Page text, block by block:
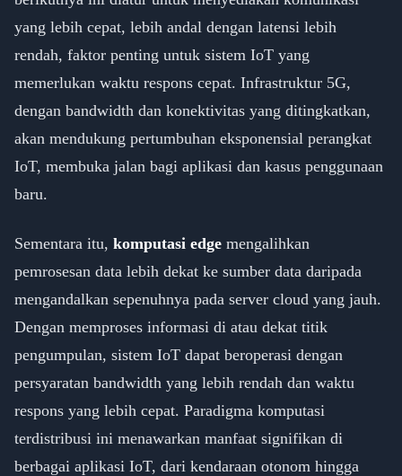
yang lebih cepat, lebih andal dengan latensi lebih
rendah, faktor penting untuk sistem IoT yang
memerlukan waktu respons cepat. Infrastruktur 5G,
dengan bandwidth dan konektivitas yang ditingkatkan,
akan mendukung pertumbuhan eksponensial perangkat
IoT, membuka jalan bagi aplikasi dan kasus penggunaan
baru.
Sementara itu, komputasi edge mengalihkan
pemrosesan data lebih dekat ke sumber data daripada
mengandalkan sepenuhnya pada server cloud yang jauh.
Dengan memproses informasi di atau dekat titik
pengumpulan, sistem IoT dapat beroperasi dengan
persyaratan bandwidth yang lebih rendah dan waktu
respons yang lebih cepat. Paradigma komputasi
terdistribusi ini menawarkan manfaat signifikan di
berbagai aplikasi IoT, dari kendaraan otonom hingga